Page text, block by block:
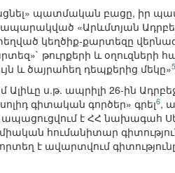
պատմական բացը, իր
«Արևմտյան
կեղծիք-քարտեզը
թուրքերի և օղուզների
և ծայրահեղ դեպքերից մեկը»5
ս.թ. ապրիլի 26-ին
գիտական գործեր» գրել6,
է ՀՀ նախագահ
հումանիտար
է ավարտվում